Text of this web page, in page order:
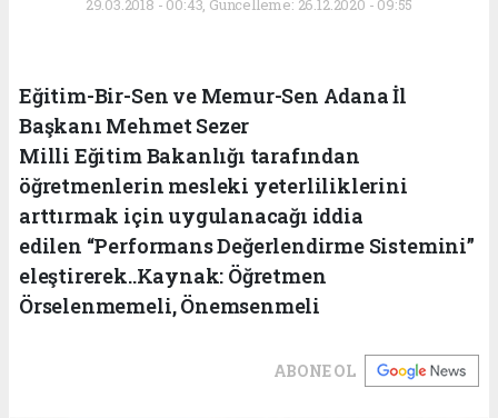
29.03.2018 - 00:43, Güncelleme: 26.12.2020 - 09:55
Eğitim-Bir-Sen ve Memur-Sen Adana İl
Başkanı Mehmet Sezer
Milli Eğitim Bakanlığı tarafından
öğretmenlerin mesleki yeterliliklerini
arttırmak için uygulanacağı iddia
edilen “Performans Değerlendirme Sistemini”
eleştirerek..Kaynak: Öğretmen
Örselenmemeli, Önemsenmeli
ABONE OL